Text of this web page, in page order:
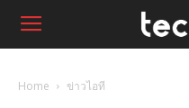
Home ข่าวไอที